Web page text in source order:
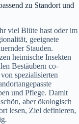
zu Standort und
viel Blüte hast oder im
geeignete
Stauden.
heimische Insekten
Bestäubern co-
spezialisierten
und Pflege. Damit
aber ökologisch
lesen, Ziel definieren,